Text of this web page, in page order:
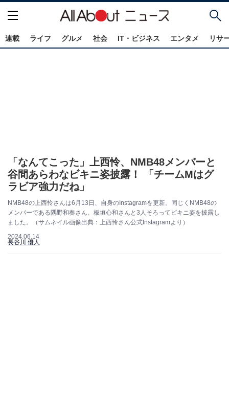
連載 ライフ グルメ 社会 IT・ビジネス エンタメ リサ
「なんてこった」上西怜、NMB48メンバーと
谷間あらわなビキニ姿披露！ 「チームMはグ
ラビア強力だね」
NMB48の上西怜さんは6月13日、自身のInstagramを更新。同じくNMB48の
メンバーである隅野和奏さん、板垣心和さんと3人そろってビキニ姿を披露し
ました。（サムネイル画像出典：上西怜さん公式Instagramより）
2024.06.14
長谷川 優人